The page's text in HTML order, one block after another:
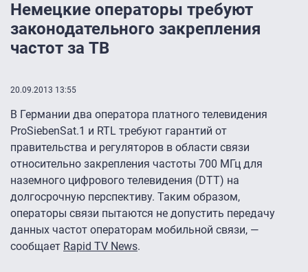
Немецкие операторы требуют
законодательного закрепления
частот за ТВ
20.09.2013 13:55
В Германии два оператора платного телевидения
ProSiebenSat.1 и RTL требуют гарантий от
правительства и регуляторов в области связи
относительно закрепления частоты 700 МГц для
наземного цифрового телевидения (DTT) на
долгосрочную перспективу. Таким образом,
операторы связи пытаются не допустить передачу
данных частот операторам мобильной связи, —
сообщает Rapid TV News.